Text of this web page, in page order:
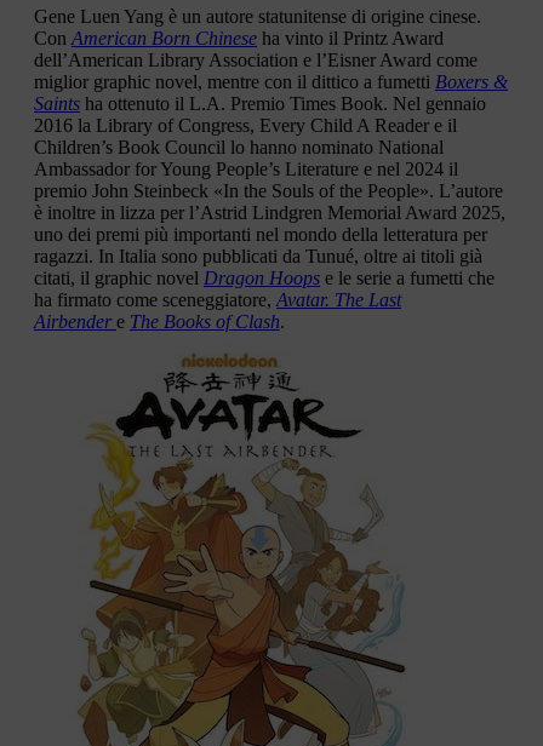
Gene Luen Yang è un autore statunitense di origine cinese.
Con American Born Chinese ha vinto il Printz Award
dell’American Library Association e l’Eisner Award come
miglior graphic novel, mentre con il dittico a fumetti Boxers &
Saints ha ottenuto il L.A. Premio Times Book. Nel gennaio
2016 la Library of Congress, Every Child A Reader e il
Children’s Book Council lo hanno nominato National
Ambassador for Young People’s Literature e nel 2024 il
premio John Steinbeck «In the Souls of the People». L’autore
è inoltre in lizza per l’Astrid Lindgren Memorial Award 2025,
uno dei premi più importanti nel mondo della letteratura per
ragazzi. In Italia sono pubblicati da Tunué, oltre ai titoli già
citati, il graphic novel Dragon Hoops e le serie a fumetti che
ha firmato come sceneggiatore, Avatar. The Last
Airbender e The Books of Clash.